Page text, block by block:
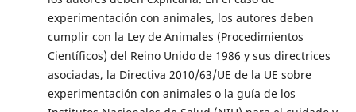
experimentación con animales, los autores deben
cumplir con la Ley de Animales (Procedimientos
Científicos) del Reino Unido de 1986 y sus directrices
asociadas, la Directiva 2010/63/UE de la UE sobre
experimentación con animales o la guía de los